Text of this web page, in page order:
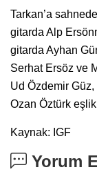
Tarkan’a
gitarda Alp
gitarda Ayhan
Serhat Ersöz ve
Ud Özdemir
Ozan Öztürk
Kaynak: IGF
Yorum